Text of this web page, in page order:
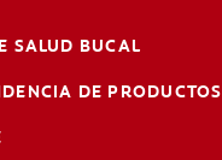
SALUD BUCAL
DE PRODUCTOS